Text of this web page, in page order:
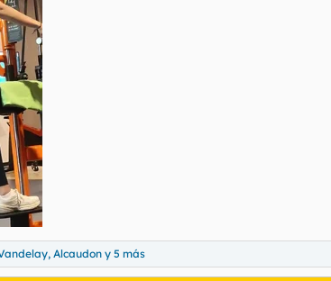
, Alcaudon y 5 más